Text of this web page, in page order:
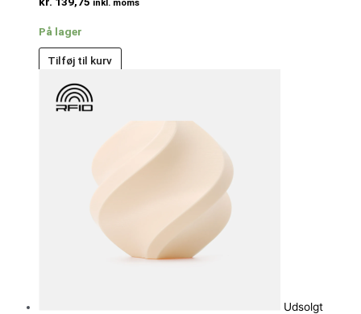
inkl. moms
På lager
Tilføj til kurv
Udsolgt